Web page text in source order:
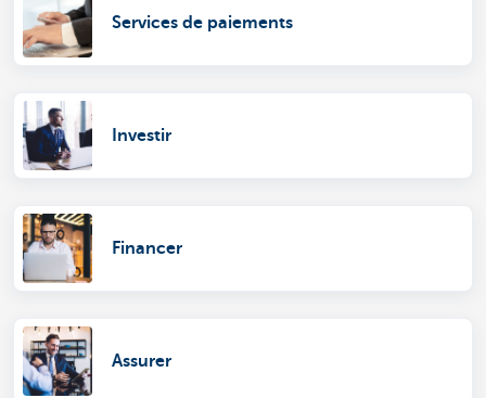
Services de paiements
Investir
Financer
Assurer